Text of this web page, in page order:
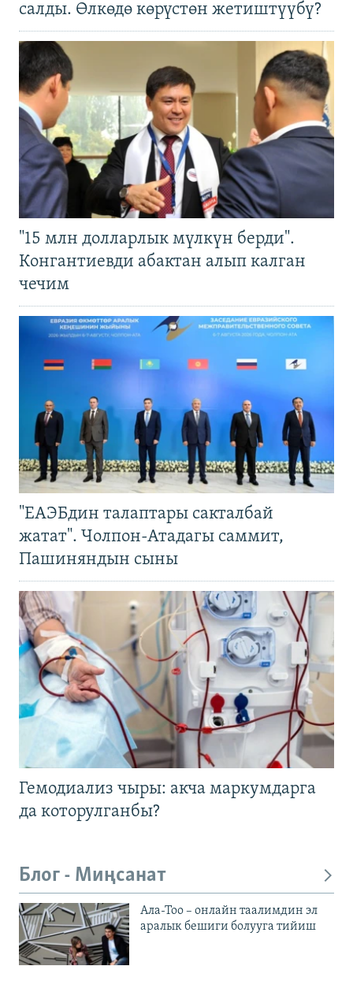
салды. Өлкөдө көрүстөн жетиштүүбү?
"15 млн долларлык мүлкүн берди".
Конгантиевди абактан алып калган
чечим
"ЕАЭБдин талаптары сакталбай
жатат". Чолпон-Атадагы саммит,
Пашиняндын сыны
Гемодиализ чыры: акча маркумдарга
да которулганбы?
Блог - Миңсанат
Ала-Тоо – онлайн таалимдин эл
аралык бешиги болууга тийиш